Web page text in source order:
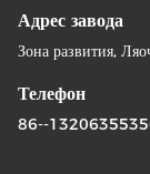
Адрес завода
Зона развития,
Телефон
86--